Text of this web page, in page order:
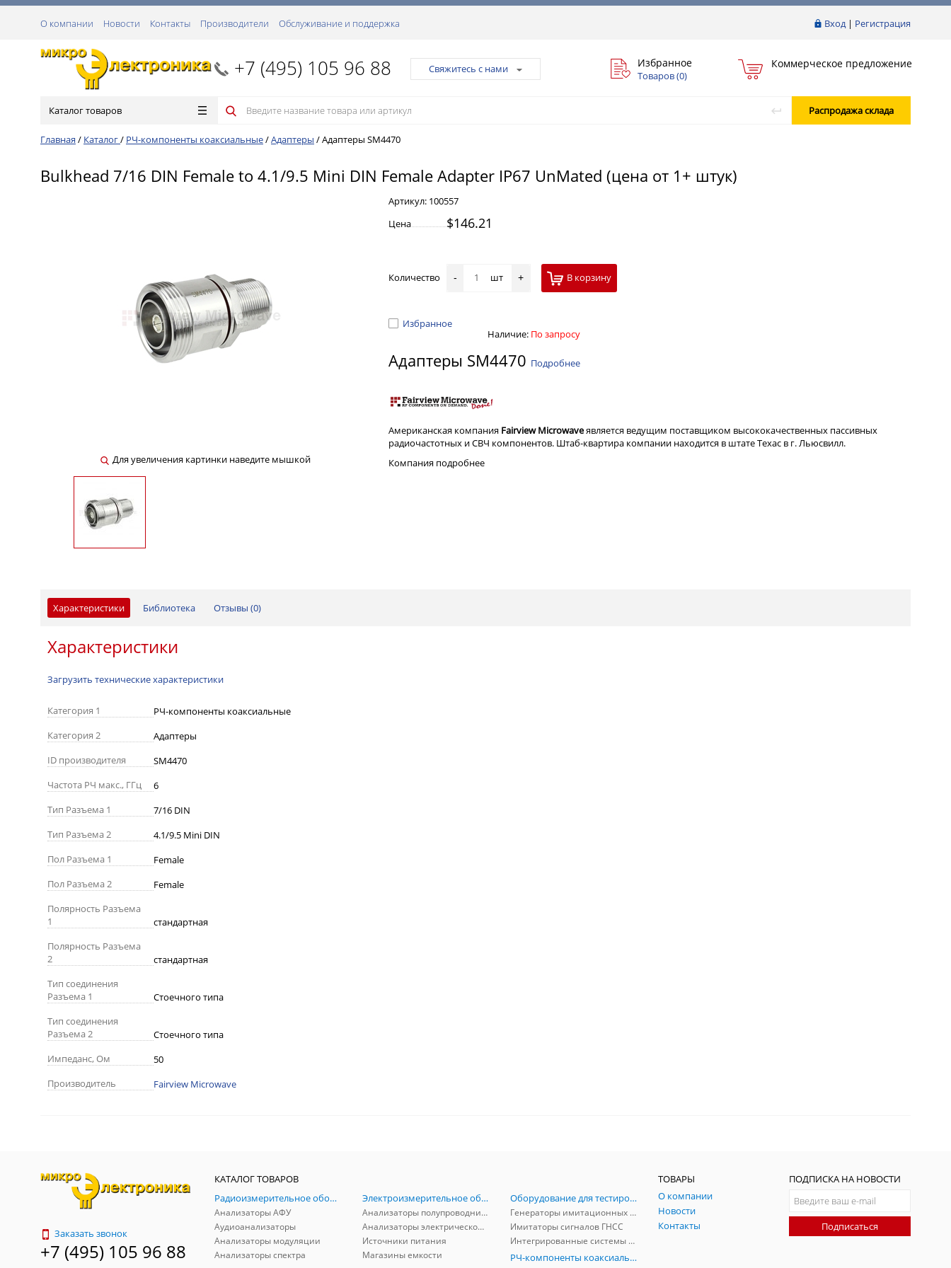
Вход| Регистрация
О компании Новости Контакты Производители Обслуживание и поддержка
+7 (495) 105 96 88 Свяжитесь с нами Избранное
Товаров (0)
Коммерческое предложение
Каталог товаров Распродажа склада
Главная / Каталог/ РЧ-компоненты коаксиальные/Адаптеры /Адаптеры SM4470
Bulkhead 7/16 DIN Female to 4.1/9.5 Mini DIN Female Adapter IP67 UnMated (цена от 1+ штук)
Для увеличения картинки наведите мышкой
Артикул: 100557
Цена
$146.21
Количество - шт + В корзину
Избранное
Наличие: По запросу
Адаптеры SM4470 Подробнее
Американская компания Fairview Microwaveявляется ведущим поставщиком высококачественных пассивных
радиочастотных и СВЧ компонентов. Штаб-квартира компании находится в штате Техас в г. Льюсвилл.
Компания подробнее
Характеристики Библиотека Отзывы (0)
Характеристики
Загрузить технические характеристики
Категория 1
РЧ-компоненты коаксиальные
Категория 2
Адаптеры
ID производителя
SM4470
Частота РЧ макс., ГГц
6
Тип Разъема 1
7/16 DIN
Тип Разъема 2
4.1/9.5 Mini DIN
Пол Разъема 1
Female
Пол Разъема 2
Female
Полярность Разъема
1
стандартная
Полярность Разъема
2
стандартная
Тип соединения
Разъема 1
Стоечного типа
Тип соединения
Разъема 2
Стоечного типа
Импеданс, Ом
50
Производитель
Fairview Microwave
Заказать звонок
+7 (495) 105 96 88
КАТАЛОГ ТОВАРОВ
Радиоизмерительное оборудование
Анализаторы АФУ
Аудиоанализаторы
Анализаторы модуляции
Анализаторы спектра
Электроизмерительное оборудование
Анализаторы полупроводников
Анализаторы электрической мощности
Источники питания
Магазины емкости
Оборудование для тестирования и симуляции ГНСС
Генераторы имитационных и заградительных помех
Имитаторы сигналов ГНСС
Интегрированные системы защиты от ГНСС-помех
РЧ-компоненты коаксиальные
ТОВАРЫ
О компании
Новости
Контакты
ПОДПИСКА НА НОВОСТИ
Подписаться